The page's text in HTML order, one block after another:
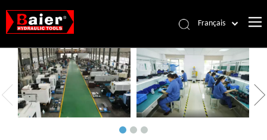
Français
Español
Pусский
العربية
English